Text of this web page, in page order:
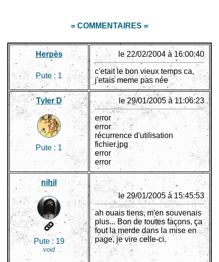
= COMMENTAIRES =
Herpès
Pute : 1
le 22/02/2004 à 16:00:40
c'etait le bon vieux temps ca,
j'etais meme pas née
Tyler D
Pute : 1
le 29/01/2005 à 11:06:23
error
error
récurrence d'utilisation
fichier.jpg
error
error
nihil
Pute :19
void
le 29/01/2005 à 15:45:53
ah ouais tiens, m'en souvenais
plus... Bon de toutes façons, ça
fout la merde dans la mise en
page, je vire celle-ci.